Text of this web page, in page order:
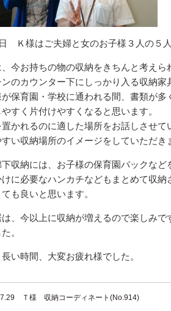
Ｋ様はご夫婦と女のお子様３人の５人
今お持ちの物の収納をきちんと考えら
のカウンター下にしっかり入る収納家
保育園・学校に通われる間、書類が多
すく片付けやすくなると思います。
かれるのに適した場所をお話しさせて
い収納場所のイメージをしていただき
下収納には、お子様の保育園バックなど
けに必要なハンカチなどもまとめて収
も良いと思います。
は、今以上に収納が増えるので楽しみ
。
い時間、大変お疲れ様でした。
Ｔ様 収納コーディネート(No.914)